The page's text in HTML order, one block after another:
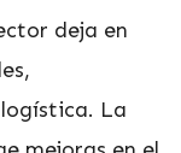
deja en
La